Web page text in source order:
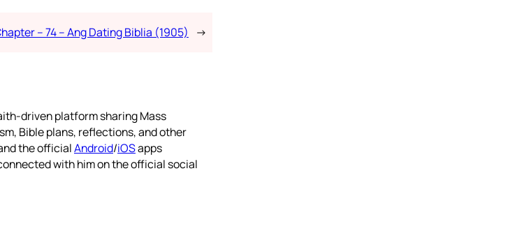
– 74 – Ang Dating Biblia (1905) →
driven platform sharing Mass
Bible plans, reflections, and other
the officialAndroid/iOSapps
with him on the official social